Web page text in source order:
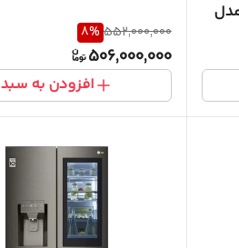
مدل
552,000,000
8%
506,000,000
افزودن به سبد